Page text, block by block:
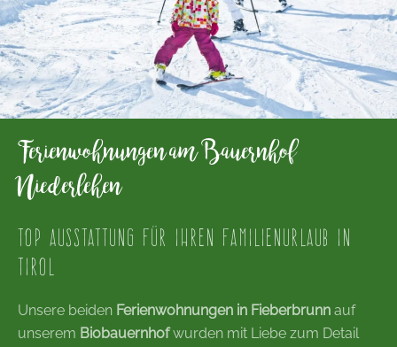
Ferienwohnungen am Bauernhof
Niederlehen
TOP AUSSTATTUNG FÜR IHREN FAMILIENURLAUB IN
TIROL
Unsere beiden Ferienwohnungen in Fieberbrunn auf
unserem Biobauernhofwurden mit Liebe zum Detail